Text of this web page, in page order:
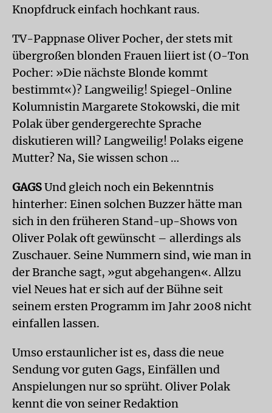
Knopfdruck einfach hochkant raus.
TV-Pappnase Oliver Pocher, der stets mit
übergroßen blonden Frauen liiert ist (O-Ton
Pocher: »Die nächste Blonde kommt
bestimmt«)? Langweilig! Spiegel-Online
Kolumnistin Margarete Stokowski, die mit
Polak über gendergerechte Sprache
diskutieren will? Langweilig! Polaks eigene
Mutter? Na, Sie wissen schon …
GAGSUnd gleich noch ein Bekenntnis
hinterher: Einen solchen Buzzer hätte man
sich in den früheren Stand-up-Shows von
Oliver Polak oft gewünscht – allerdings als
Zuschauer. Seine Nummern sind, wie man in
der Branche sagt, »gut abgehangen«. Allzu
viel Neues hat er sich auf der Bühne seit
seinem ersten Programm im Jahr 2008 nicht
einfallen lassen.
Umso erstaunlicher ist es, dass die neue
Sendung vor guten Gags, Einfällen und
Anspielungen nur so sprüht. Oliver Polak
kennt die von seiner Redaktion